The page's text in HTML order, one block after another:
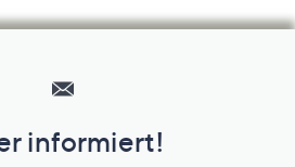
informiert!